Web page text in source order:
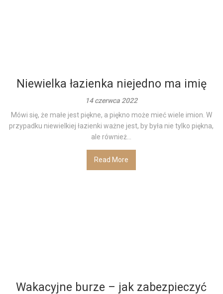
Niewielka łazienka niejedno ma imię
14 czerwca 2022
Mówi się, że małe jest piękne, a piękno może mieć wiele imion. W
przypadku niewielkiej łazienki ważne jest, by była nie tylko piękna,
ale również...
Read More
Wakacyjne burze – jak zabezpieczyć